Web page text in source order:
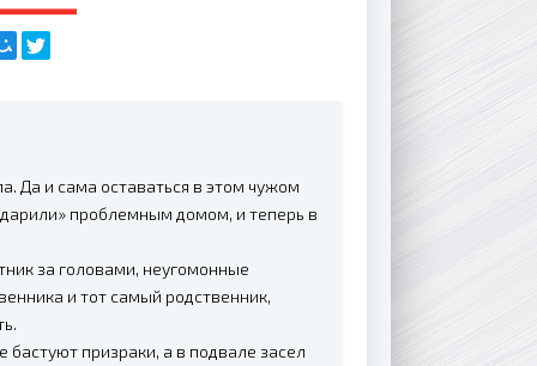
Да и сама оставаться в этом чужом
проблемным домом, и теперь в
за головами, неугомонные
и тот самый родственник,
призраки, а в подвале засел